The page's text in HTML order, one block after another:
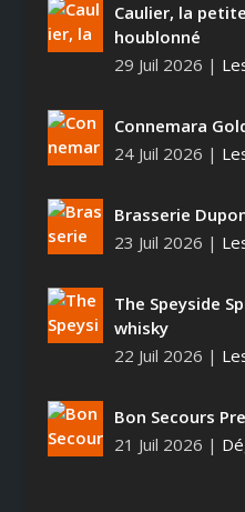
Caulier, la
houblonné
29 Juil 2026 |
Connemara
24 Juil 2026 |
Brasserie
23 Juil 2026 |
The Speyside
whisky
22 Juil 2026 |
Bon Secours
21 Juil 2026 |